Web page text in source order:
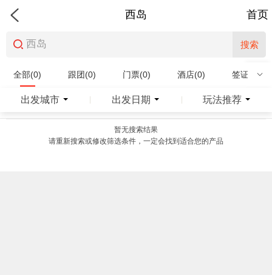
西岛 首页
搜索
全部(0) 跟团(0) 门票(0) 酒店(0) 签证(0)
特产商品(0)
出发城市 出发日期 玩法推荐
暂无搜索结果
请重新搜索或修改筛选条件，一定会找到适合您的产品